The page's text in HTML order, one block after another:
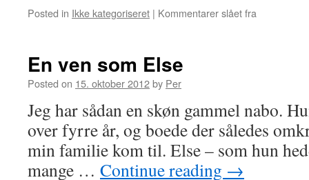
Posted in Ikke kategoriseret | Kommentarer slået fra
En ven som Else
Posted on 15. oktober 2012by Per
Jeg har sådan en skøn gammel nabo.
over fyrre år, og boede der således
min familie kom til. Else – som hun
mange … Continue reading →